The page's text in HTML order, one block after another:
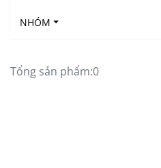
NHÓM
Tổng sản phẩm:0